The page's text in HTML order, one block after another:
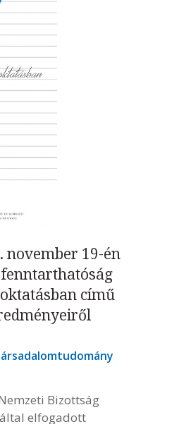
november 19-én
című
Bizottság
által elfogadott